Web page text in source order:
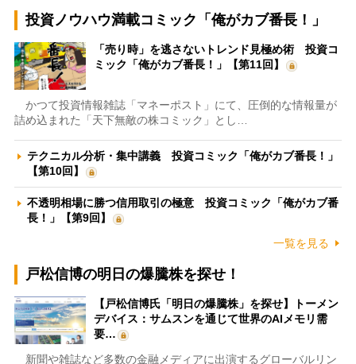
投資ノウハウ満載コミック「俺がカブ番長！」
「売り時」を逃さないトレンド見極め術 投資コ
ミック「俺がカブ番長！」【第11回】
かつて投資情報雑誌「マネーポスト」にて、圧倒的な情報量が
詰め込まれた「天下無敵の株コミック」とし…
テクニカル分析・集中講義 投資コミック「俺がカブ番長！」
【第10回】
不透明相場に勝つ信用取引の極意 投資コミック「俺がカブ番
長！」【第9回】
一覧を見る
戸松信博の明日の爆騰株を探せ！
【戸松信博氏「明日の爆騰株」を探せ】トーメン
デバイス：サムスンを通じて世界のAIメモリ需
要…
新聞や雑誌など多数の金融メディアに出演するグローバルリン